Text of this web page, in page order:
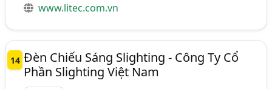
www.litec.com.vn
14 Đèn Chiếu Sáng Slighting - Công Ty Cổ
Phần Slighting Việt Nam